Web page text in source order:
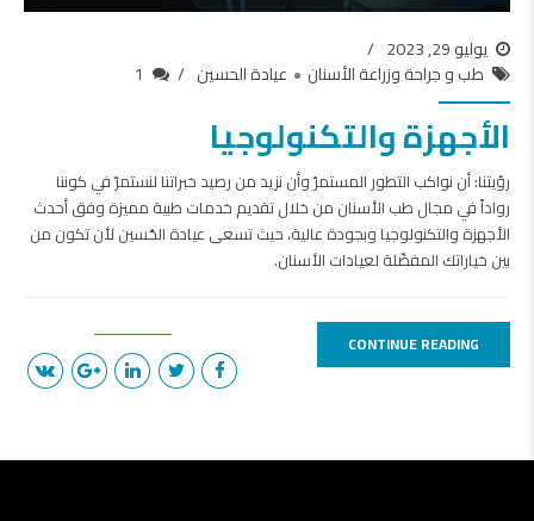
يوليو 29, 2023
طب و جراحة وزراعة الأسنان
عيادة الحسين 1
الأجهزة والتكنولوجيا
رؤيتنا: أن نواكب التطور المستمرّ وأن نزيد من رصيد خبراتنا لنستمرّ في كوننا
رواداً في مجال طب الأسنان من خلال تقديم خدمات طبية مميزة وفق أحدث
الأجهزة والتكنولوجيا وبجودة عالية، حيث تسعى عيادة الحُسين لأن تكون من
بين خياراتك المفضّلة لعيادات الأسنان.
CONTINUE READING